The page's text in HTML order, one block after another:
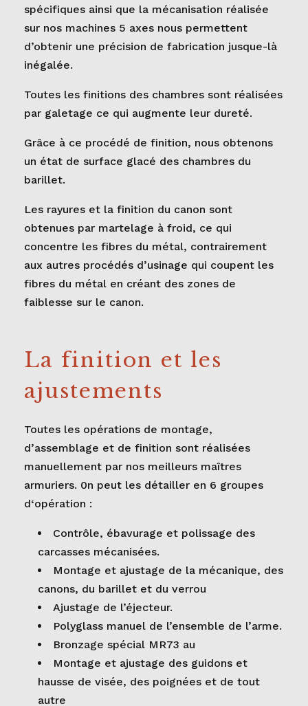
spécifiques ainsi que la mécanisation réalisée
sur nos machines 5 axes nous permettent
d’obtenir une précision de fabrication jusque-là
inégalée.
Toutes les finitions des chambres sont réalisées
par galetage ce qui augmente leur dureté.
Grâce à ce procédé de finition, nous obtenons
un état de surface glacé des chambres du
barillet.
Les rayures et la finition du canon sont
obtenues par martelage à froid, ce qui
concentre les fibres du métal, contrairement
aux autres procédés d’usinage qui coupent les
fibres du métal en créant des zones de
faiblesse sur le canon.
La finition et les
ajustements
Toutes les opérations de montage,
d’assemblage et de finition sont réalisées
manuellement par nos meilleurs maîtres
armuriers. 0n peut les détailler en 6 groupes
d‘opération :
Contrôle, ébavurage et polissage des
carcasses mécanisées.
Montage et ajustage de la mécanique, des
canons, du barillet et du verrou
Ajustage de l’éjecteur.
Polyglass manuel de l’ensemble de l’arme.
Bronzage spécial MR73 au
Montage et ajustage des guidons et
hausse de visée, des poignées et de tout
autre